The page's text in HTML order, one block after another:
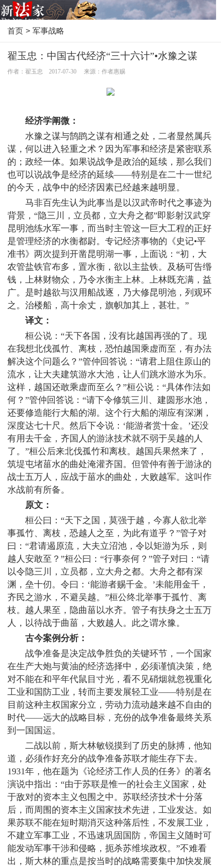
首页 > 军事战略
翟玉忠：中国古代经济“三十六计”•水豫之谋
作者：翟玉忠 2017-07-30 来源：作者惠赐
经济学阐微：
水豫之谋与鹄鹍之谋有相通之处，二者显然属兵
谋，何以进入轻重之术？因为军事和经济是紧密联系
的；政经一体。如果说战争是政治的延续，那么我们
也可以说战争是经济的延续——特别是在二十一世纪
的今天，战争中的经济因素已经越来越明显。
马非百先生认为此事当是以汉武帝时代之事迹为
背景，“隐三川，立员都，立大舟之都”即影射汉武穿
昆明池练水军一事，而当时主管这一巨大工程的正好
是管理经济的水衡都尉。专记经济事物的《史记•平
准书》两次提到开凿昆明湖一事，上面说：“初，大
农管盐铁官布多，置水衡，欲以主盐铁。及杨可告缗
钱，上林财物众，乃令水衡主上林。上林既充满，益
广。是时越欲与汉用船战逐，乃大修昆明池，列观环
之。治楼船，高十余丈，旗帜加其上，甚壮。”
译文：
桓公说：“天下各国，没有比越国再强的了。现
在我想北伐孤竹、离枝，恐怕越国乘虚而至，有办法
解决这个问题么？”管仲回答说：“请君上阻住原山的
流水，让大夫建筑游水大池，让人们跳水游水为乐。
这样，越国还敢乘虚而至么？”桓公说：“具体作法如
何？”管仲回答说：“请下令修筑三川、建圆形水池，
还要修造能行大船的湖。这个行大船的湖应有深渊，
深度达七十尺。然后下令说：‘能游者赏十金。’还没
有用去千金，齐国人的游泳技术就不弱于吴越的人
了。”桓公后来北伐孤竹和离枝。越国兵果然来了，
筑堤屯堵菑水的曲处淹灌齐国。但管仲有善于游泳的
战士五万人，应战于菑水的曲处，大败越军。这叫作
水战前有所备。
原文：
桓公曰：“天下之国，莫强于越，今寡人欲北举
事孤竹、离枝，恐越人之至，为此有道乎？”管子对
曰：“君请遏原流，大夫立沼池，令以矩游为乐，则
越人安敢至？”桓公曰：“行事奈何？”管子对曰：“请
以令隐三川，立员都，立大舟之都。大舟之都有深
渊，垒十仞。令曰：‘能游者赐千金。’未能用金千，
齐民之游水，不避吴越。”桓公终北举事于孤竹、离
枝。越人果至，隐曲菑以水齐。管子有扶身之士五万
人，以待战于曲菑，大败越人。此之谓水豫。
古今案例分析：
战争准备是决定战争胜负的关键环节，一个国家
在生产大炮与黄油的经济选择中，必须谨慎决策，绝
对不能在和平年代鼠目寸光，看不见硝烟就忽视重化
工业和国防工业，转而主要发展轻工业——特别是在
目前这种主权国家分立，劳动力流动越来越不自由的
时代——远大的战略目标，充份的战争准备最终关系
到一国国运。
二战以前，斯大林敏锐摸到了历史的脉搏，他知
道，必须作好充分的战争准备苏联才能生存下去。
1931年，他在题为《论经济工作人员的任务》的著名
演说中指出：“由于苏联是惟一的社会主义国家，处
于敌对的资本主义包围之中。苏联经济技术十分落
后，而周围的资本主义国家技术先进，工业发达。如
果苏联不能在短时期消灭这种落后性，不发展工业，
不建立军事工业，不迅速巩固国防，帝国主义随时可
能发动军事干涉和侵略，扼杀苏维埃政权。”不难看
出，斯大林的重点是按当时的战略需要集中加快发展